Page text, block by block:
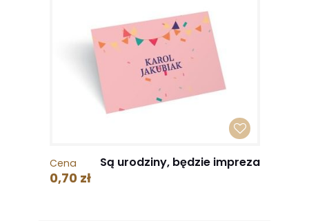
Cena
0,70 zł
Są urodziny, będzie impreza